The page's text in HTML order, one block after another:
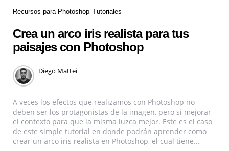
Recursos para Photoshop Tutoriales
Crea un arco iris realista para tus
paisajes con Photoshop
Diego Mattei
A veces los efectos que realizamos con Photoshop no
deben ser los protagonistas de la imagen, pero si mejorar
el contexto para que la misma luzca mejor. Este es el caso
de este simple tutorial en donde podrán aprender como
crear un arco iris realista en Photoshop, el cual tiene...